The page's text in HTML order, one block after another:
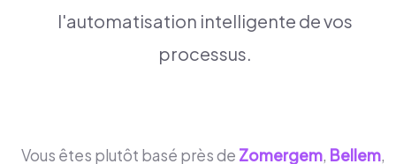
l'automatisation intelligente de vos
processus.
Vous êtes plutôt basé près de Zomergem, Bellem,